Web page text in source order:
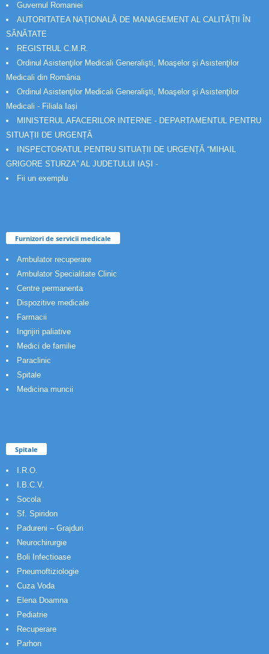
Guvernul Romaniei
AUTORITATEA NAȚIONALĂ DE MANAGEMENT AL CALITĂȚII ÎN
SĂNĂTATE
REGISTRUL C.M.R.
Ordinul Asistenţilor Medicali Generalişti, Moaşelor şi Asistenţilor
Medicali din România
Ordinul Asistenţilor Medicali Generalişti, Moaşelor şi Asistenţilor
Medicali - Filiala Iași
MINISTERUL AFACERILOR INTERNE - DEPARTAMENTUL PENTRU
SITUAȚII DE URGENȚĂ
INSPECTORATUL PENTRU SITUAȚII DE URGENȚĂ “MIHAIL
GRIGORE STURZA” AL JUDETULUI IAȘI -
Fii un exemplu
Furnizori de servicii medicale
Ambulator recuperare
Ambulator Specialitate Clinic
Centre permanenta
Dispozitive medicale
Farmacii
Ingrijiri paliative
Medici de familie
Paraclinic
Spitale
Medicina muncii
Spitale
I.R.O.
I.B.C.V.
Socola
Sf. Spiridon
Padureni – Grajduri
Neurochirurgie
Boli Infectioase
Pneumoftiziologie
Cuza Voda
Elena Doamna
Pediatrie
Recuperare
Parhon